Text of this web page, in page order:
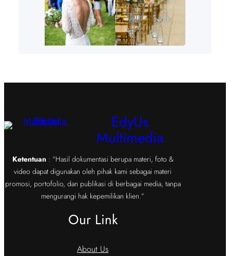
EdyUs
Multimedia
Ketentuan : “Hasil dokumentasi berupa materi, foto &
video dapat digunakan oleh pihak kami sebagai materi
promosi, portofolio, dan publikasi di berbagai media, tanpa
mengurangi hak kepemilikan klien.”
Our Link
About Us